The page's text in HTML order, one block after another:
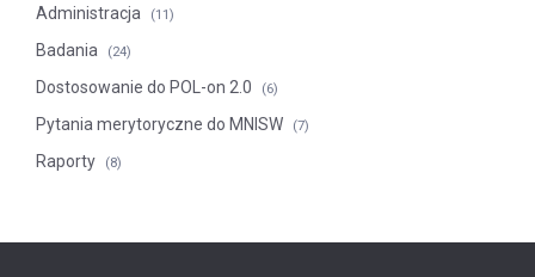
Administracja (11)
Badania (24)
Dostosowanie do POL-on 2.0 (6)
Pytania merytoryczne do MNISW (7)
Raporty (8)